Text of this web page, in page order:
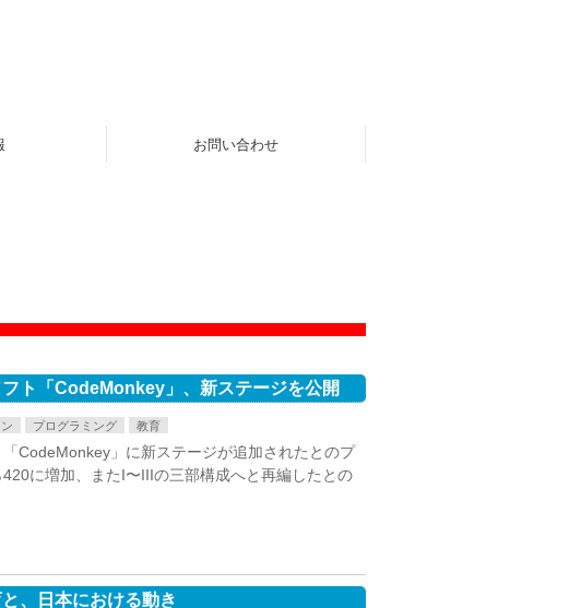
お問い合わせ
ト「CodeMonkey」、新ステージを公開
プログラミング 教育
CodeMonkey」に新ステージが追加されたとのプ
に増加、またI〜IIIの三部構成へと再編したとの
、日本における動き